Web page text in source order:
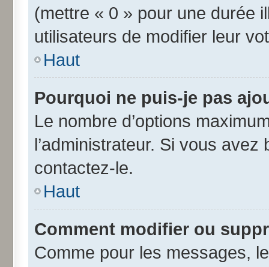
(mettre « 0 » pour une durée
utilisateurs de modifier leur
Haut
Pourquoi ne puis-je pas
Le nombre d’options
l’administrateur. Si vous avez
contactez-le.
Haut
Comment modifier ou
Comme pour les messages,